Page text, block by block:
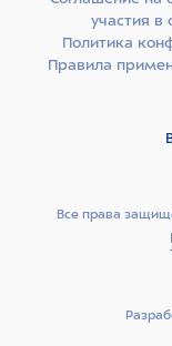
Все права
участия
Политика
Правила